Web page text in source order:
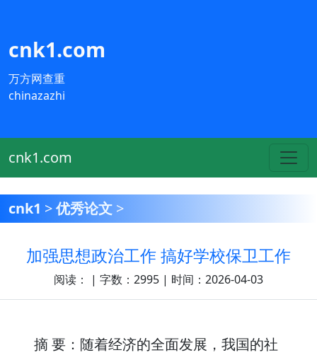
cnk1.com
万方网查重
chinazazhi
cnk1.com
cnk1 >优秀论文 >
加强思想政治工作 搞好学校保卫工作
阅读： | 字数：2995 | 时间：2026-04-03
摘 要：随着经济的全面发展，我国的社